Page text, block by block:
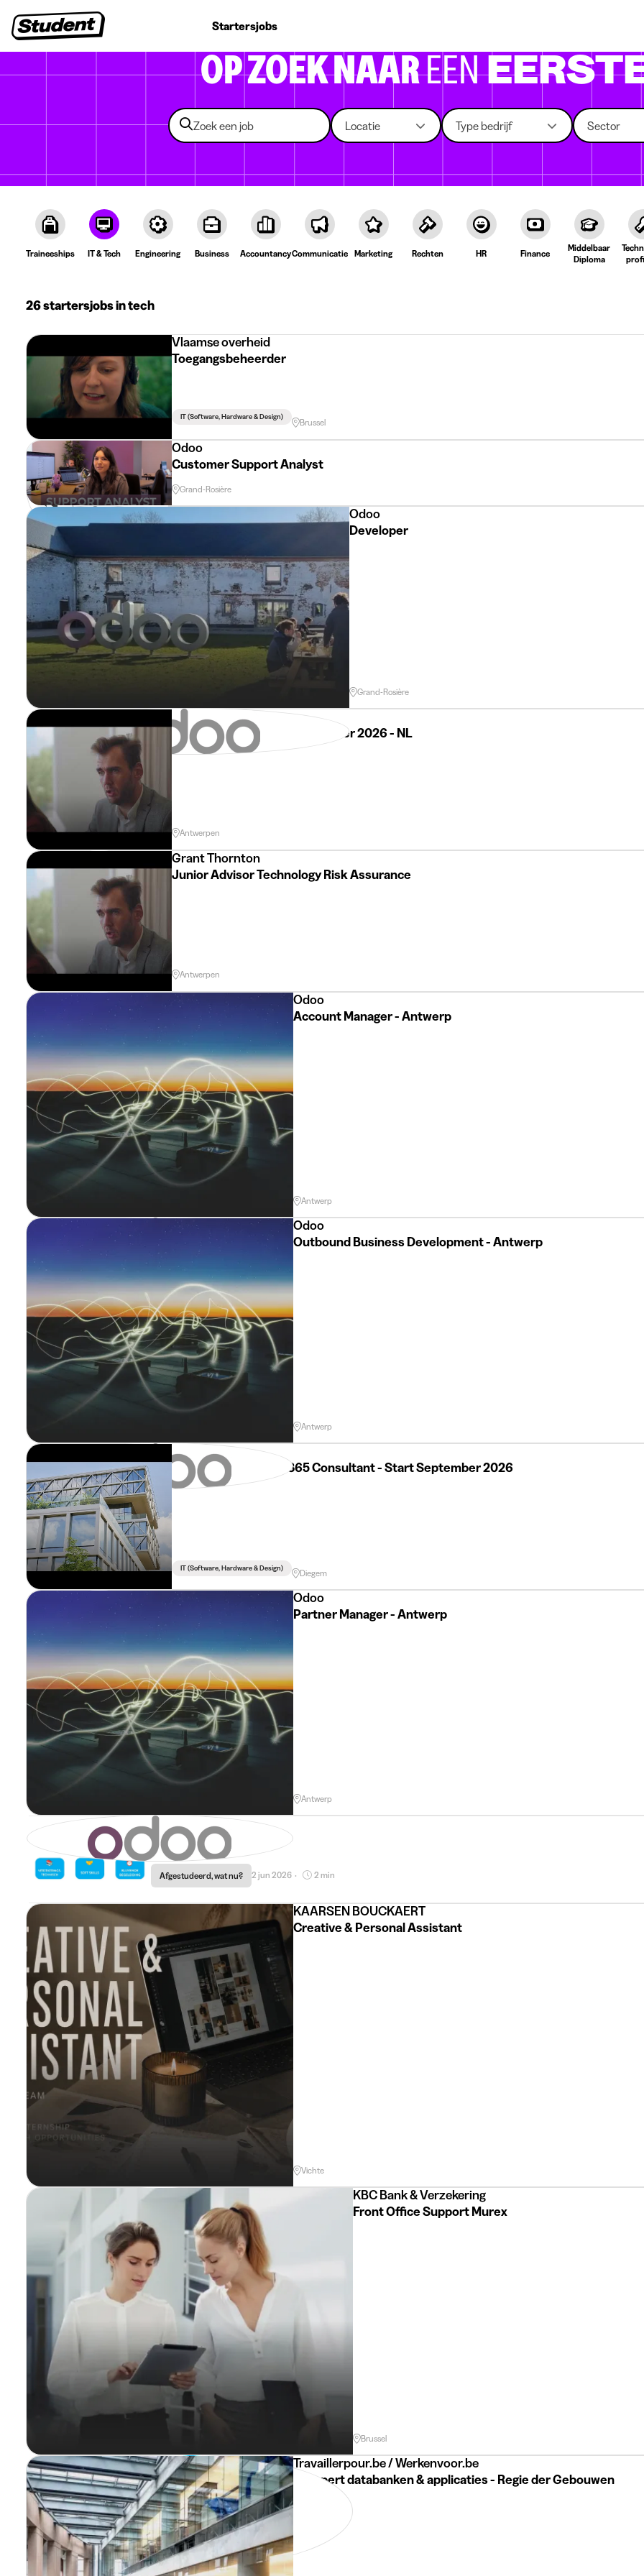
Startersjobs
OP ZOEK NAAREEN
Locatie Type bedrijf Sector
Traineeships IT & Tech Engineering Business AccountancyCommunicatie Marketing Rechten HR Finance
Middelbaar
Diploma
26 startersjobs in tech
Vlaamse overheid
Toegangsbeheerder
IT (software, Hardware & Design)
Brussel
Odoo
Customer Support Analyst
Grand-Rosière
Odoo
Developer
Grand-Rosière
Grant Thornton
Junior Risk Advisor - September 2026 - NL
Antwerpen
Grant Thornton
Junior Advisor Technology Risk Assurance
Antwerpen
Odoo
Account Manager - Antwerp
Antwerp
Odoo
Outbound Business Development - Antwerp
Antwerp
PwC Belgium
Microsoft Dynamics 365 Consultant - Start September 2026
IT (software, Hardware & Design) Diegem
Odoo
Partner Manager - Antwerp
Antwerp
Welkom bij Junto! 👋
Afgestudeerd, wat nu? 2 jun 2026 • 2 min
KAARSEN BOUCKAERT
Creative & Personal Assistant
Vichte
KBC Bank & Verzekering
Front Office Support Murex
Brussel
Travaillerpour.be / Werkenvoor.be
IT expert databanken & applicaties - Regie der Gebouwen